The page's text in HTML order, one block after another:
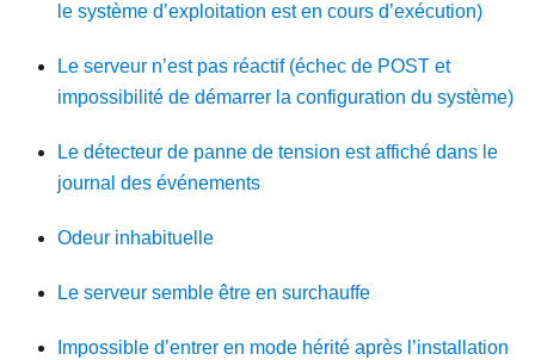
le système d’exploitation est en cours d’exécution)
Le serveur n’est pas réactif (échec de POST et
impossibilité de démarrer la configuration du système)
Le détecteur de panne de tension est affiché dans le
journal des événements
Odeur inhabituelle
Le serveur semble être en surchauffe
Impossible d’entrer en mode hérité après l’installation